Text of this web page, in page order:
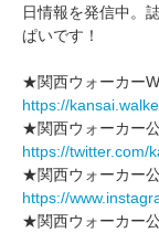
日情報を発信中。
ぱいです！
★関西ウォーカー
https://
★関西ウォーカー
https://twitter.com/
★関西ウォーカー
https://
★関西ウォーカー